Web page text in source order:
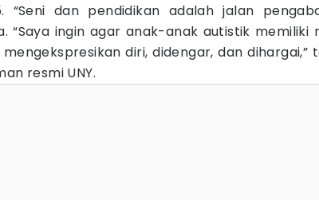
“Seni dan pendidikan adalah jalan
“Saya ingin agar anak-anak autistik memiliki
diri, didengar, dan dihargai,”
resmi UNY.